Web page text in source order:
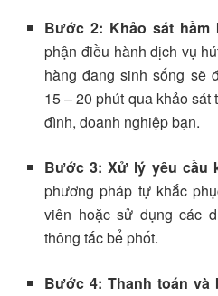
Bước 2: Khảo sát hầm
phận điều hành dịch vụ
hàng đang sinh sống sẽ
15 – 20 phút qua khảo
đình, doanh nghiệp bạn.
Bước 3: Xử lý yêu cầu
phương pháp tự khắc
viên hoặc sử dụng các
thông tắc bể phốt.
Bước 4: Thanh toán và